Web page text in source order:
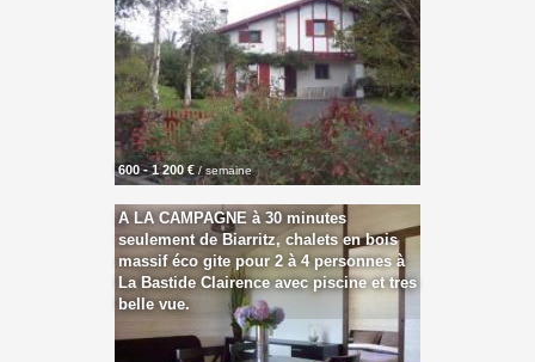
600 - 1 200 € / semaine
A LA CAMPAGNE à 30 minutes
seulement de Biarritz, chalets en bois
massif éco gite pour 2 à 4 personnes à
La Bastide Clairence avec piscine et tres
belle vue.